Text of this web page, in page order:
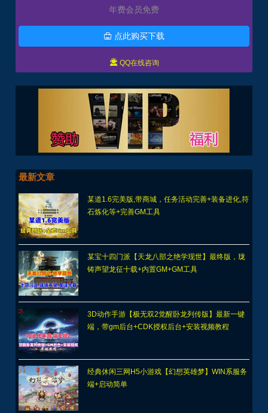
年费会员免费
 点此购买下载
 QQ在线咨询
最新文章
某道1.6完美版,带商城，任务活动完善+装备进化,符
石炼化等+完善GM工具
某宝十四门派【天龙八部之绝学现世】最终版，珑
铸声望龙征十载+内置GM+GM工具
3D动作手游【极无双2觉醒卧龙列传版】最新一键
端，带gm后台+CDK授权后台+安装视频教程
经典休闲三网H5小游戏【幻想英雄梦】WIN系服务
端+启动简单